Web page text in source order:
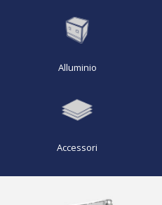
Alluminio
Accessori